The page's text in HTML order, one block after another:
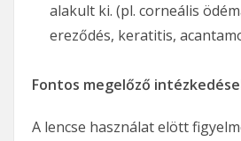
alakult ki. (pl. corneális
ereződés, keratitis,
Fontos megelőző
A lencse használat elött